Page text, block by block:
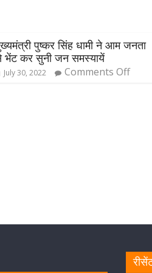
पुष्कर सिंह धामी ने आम जनता
भेंट कर सुनी जन समस्यायें
July 30, 2022 Comments Off